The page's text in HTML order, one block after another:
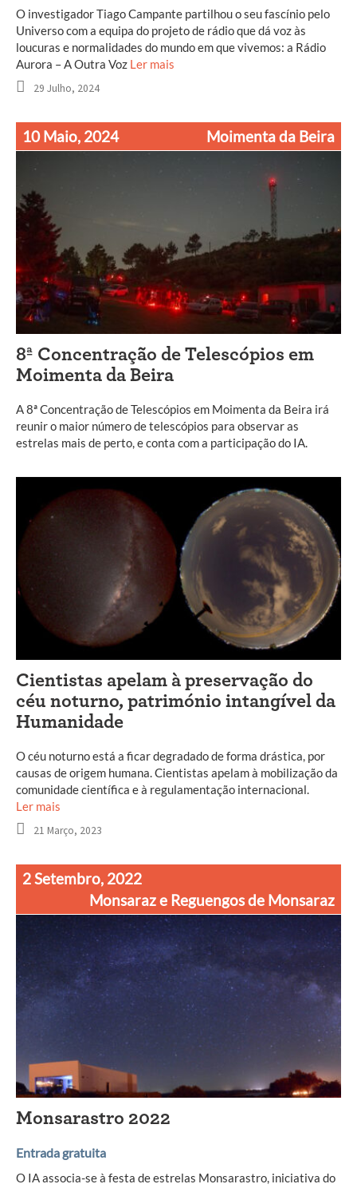
O investigador Tiago Campante partilhou o seu fascínio pelo
Universo com a equipa do projeto de rádio que dá voz às
loucuras e normalidades do mundo em que vivemos: a Rádio
Aurora – A Outra Voz Ler mais
29 Julho, 2024
10 Maio, 2024 Moimenta da Beira
8ª Concentração de Telescópios em
Moimenta da Beira
A 8ª Concentração de Telescópios em Moimenta da Beira irá
reunir o maior número de telescópios para observar as
estrelas mais de perto, e conta com a participação do IA.
Cientistas apelam à preservação do
céu noturno, património intangível da
Humanidade
O céu noturno está a ficar degradado de forma drástica, por
causas de origem humana. Cientistas apelam à mobilização da
comunidade científica e à regulamentação internacional.
Ler mais
21 Março, 2023
2 Setembro, 2022
Monsaraz e Reguengos de Monsaraz
Monsarastro 2022
Entrada gratuita
O IA associa-se à festa de estrelas Monsarastro, iniciativa do